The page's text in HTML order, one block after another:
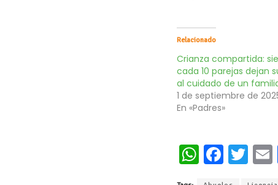
Relacionado
Crianza compartida:
cada 10 parejas dejan
al cuidado de un
1 de septiembre de
En «Padres»
W Fa T